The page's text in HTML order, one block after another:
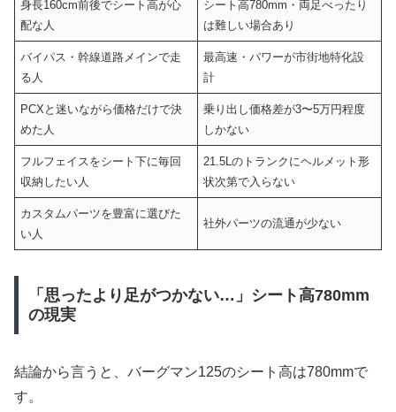
身長160cm前後でシート高が心
配な人
シート高780mm・両足べったり
は難しい場合あり
バイパス・幹線道路メインで走
る人
最高速・パワーが市街地特化設
計
PCXと迷いながら価格だけで決
めた人
乗り出し価格差が3〜5万円程度
しかない
フルフェイスをシート下に毎回
収納したい人
21.5Lのトランクにヘルメット形
状次第で入らない
カスタムパーツを豊富に選びた
い人
社外パーツの流通が少ない
「思ったより足がつかない…」シート高780mm
の現実
結論から言うと、バーグマン125のシート高は780mmで
す。